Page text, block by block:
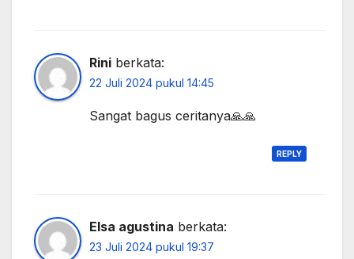
Rini berkata:
22 Juli 2024 pukul 14:45
Sangat bagus ceritanya🙏🙏
REPLY
Elsa agustina berkata:
23 Juli 2024 pukul 19:37